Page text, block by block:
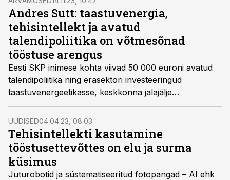
Andres Sutt: taastuvenergia,
tehisintellekt ja avatud
talendipoliitika on võtmesõnad
tööstuse arengus
Eesti SKP inimese kohta viivad 50 000 euroni avatud
talendipoliitika ning erasektori investeeringud
taastuvenergeetikasse, keskkonna jalajälje
vähendamisse ja tehisintellekti. Tööstusel on selles
järgmise kümnekonna aasta eduloos kanda oluline
roll, sest ilma kohaliku tööstuseta seda hüpet ei sünni,
kirjutab endine ettevõtlus- ja infotehnoloogiaminister,
praegune Riigikogu liige (Reformierakond) Andres Sutt
vastuseks Tööstusuudiste sektori arvamusliidrite
küsitlusele.
UUDISED04.04.23, 08:03
Tehisintellekti kasutamine
tööstusettevõttes on elu ja surma
küsimus
Juturobotid ja süstematiseeritud fotopangad – AI ehk